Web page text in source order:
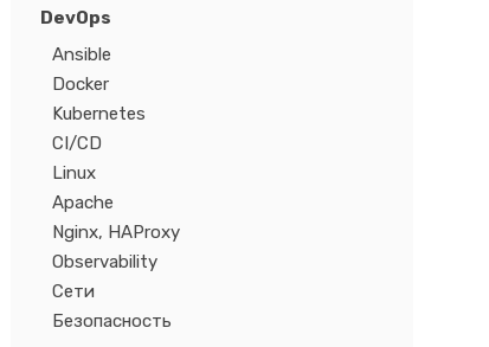
DevOps
Ansible
Docker
Kubernetes
CI/CD
Linux
Apache
Nginx, HAProxy
Observability
Сети
Безопасность